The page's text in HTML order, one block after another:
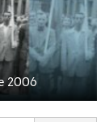
2006